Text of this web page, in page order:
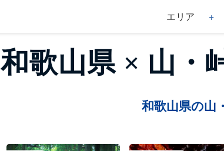
エリア
和歌山県 × 山・
和歌山県の山